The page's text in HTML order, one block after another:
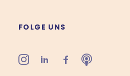
FOLGE UNS